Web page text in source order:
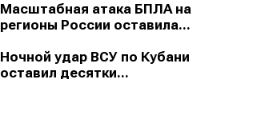
Масштабная атака БПЛА на
регионы России оставила...
Ночной удар ВСУ по Кубани
оставил десятки...